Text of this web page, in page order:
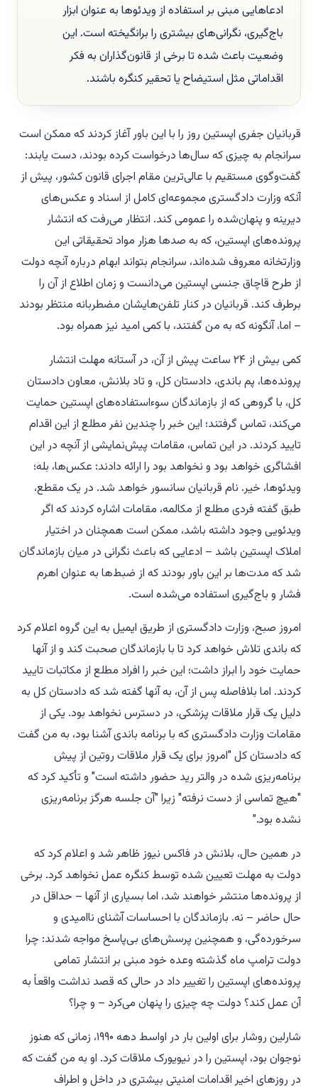
ادعاهایی مبنی بر استفاده از ویدئوها به عنوان ابزار
باج‌گیری، نگرانی‌های بیشتری را برانگیخته است. این
وضعیت باعث شده تا برخی از قانون‌گذاران به فکر
اقداماتی مثل استیضاح یا تحقیر کنگره باشند.
قربانیان جفری اپستین روز را با این باور آغاز کردند که ممکن است
سرانجام به چیزی که سال‌ها درخواست کرده بودند، دست یابند:
گفت‌وگوی مستقیم با عالی‌ترین مقام اجرای قانون کشور، پیش از
آنکه وزارت دادگستری مجموعه‌ای کامل از اسناد و عکس‌های
دیرینه و پنهان‌شده را عمومی کند. انتظار می‌رفت که انتشار
پرونده‌های اپستین، که به صدها هزار مواد تحقیقاتی این
وزارتخانه معروف شده‌اند، سرانجام بتواند ابهام درباره آنچه دولت
از طرح قاچاق جنسی اپستین می‌دانست و زمان اطلاع از آن را
برطرف کند. قربانیان در کنار تلفن‌هایشان مضطربانه منتظر بودند
– اما، آنگونه که به من گفتند، با کمی امید نیز همراه بود.
کمی بیش از ۲۴ ساعت پیش از آن، در آستانه مهلت انتشار
پرونده‌ها، پم باندی، دادستان کل، و تاد بلانش، معاون دادستان
کل، با گروهی که از بازماندگان سوءاستفاده‌های اپستین حمایت
می‌کند، تماس گرفتند؛ این خبر را چندین نفر مطلع از این اقدام
تایید کردند. در این تماس، مقامات پیش‌نمایشی از آنچه در این
افشاگری خواهد بود و نخواهد بود را ارائه دادند: عکس‌ها، بله؛
ویدئوها، خیر. نام قربانیان سانسور خواهد شد. در یک مقطع،
طبق گفته فردی مطلع از مکالمه، مقامات اشاره کردند که اگر
ویدئویی وجود داشته باشد، ممکن است همچنان در اختیار
املاک اپستین باشد – ادعایی که باعث نگرانی در میان بازماندگان
شد که مدت‌ها بر این باور بودند که از ضبط‌ها به عنوان اهرم
فشار و باج‌گیری استفاده می‌شده است.
امروز صبح، وزارت دادگستری از طریق ایمیل به این گروه اعلام کرد
که باندی تلاش خواهد کرد تا با بازماندگان صحبت کند و از آنها
حمایت خود را ابراز داشت؛ این خبر را افراد مطلع از مکاتبات تایید
کردند. اما بلافاصله پس از آن، به آنها گفته شد که دادستان کل به
دلیل یک قرار ملاقات پزشکی، در دسترس نخواهد بود. یکی از
مقامات وزارت دادگستری که با برنامه باندی آشنا بود، به من گفت
که دادستان کل "امروز برای یک قرار ملاقات روتین از پیش
برنامه‌ریزی شده در والتر رید حضور داشته است" و تأکید کرد که
"هیچ تماسی از دست نرفته" زیرا "آن جلسه هرگز برنامه‌ریزی
نشده بود."
در همین حال، بلانش در فاکس نیوز ظاهر شد و اعلام کرد که
دولت به مهلت تعیین شده توسط کنگره عمل نخواهد کرد. برخی
از پرونده‌ها منتشر خواهند شد، اما بسیاری از آنها – حداقل در
حال حاضر – نه. بازماندگان با احساسات آشنای ناامیدی و
سرخورده‌گی، و همچنین پرسش‌های بی‌پاسخ مواجه شدند: چرا
دولت ترامپ ماه گذشته وعده خود مبنی بر انتشار تمامی
پرونده‌های اپستین را تغییر داد در حالی که قصد نداشت واقعاً به
آن عمل کند؟ دولت چه چیزی را پنهان می‌کرد – و چرا؟
شارلین روشار برای اولین بار در اواسط دهه ۱۹۹۰، زمانی که هنوز
نوجوان بود، اپستین را در نیویورک ملاقات کرد. او به من گفت که
در روزهای اخیر اقدامات امنیتی بیشتری در داخل و اطراف